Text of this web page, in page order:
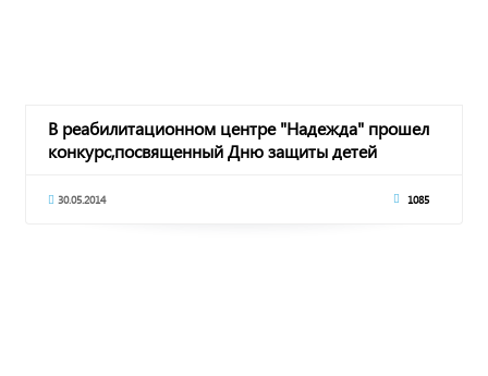
В реабилитационном центре "Надежда" прошел
конкурс,посвященный Дню защиты детей
30.05.2014 1085